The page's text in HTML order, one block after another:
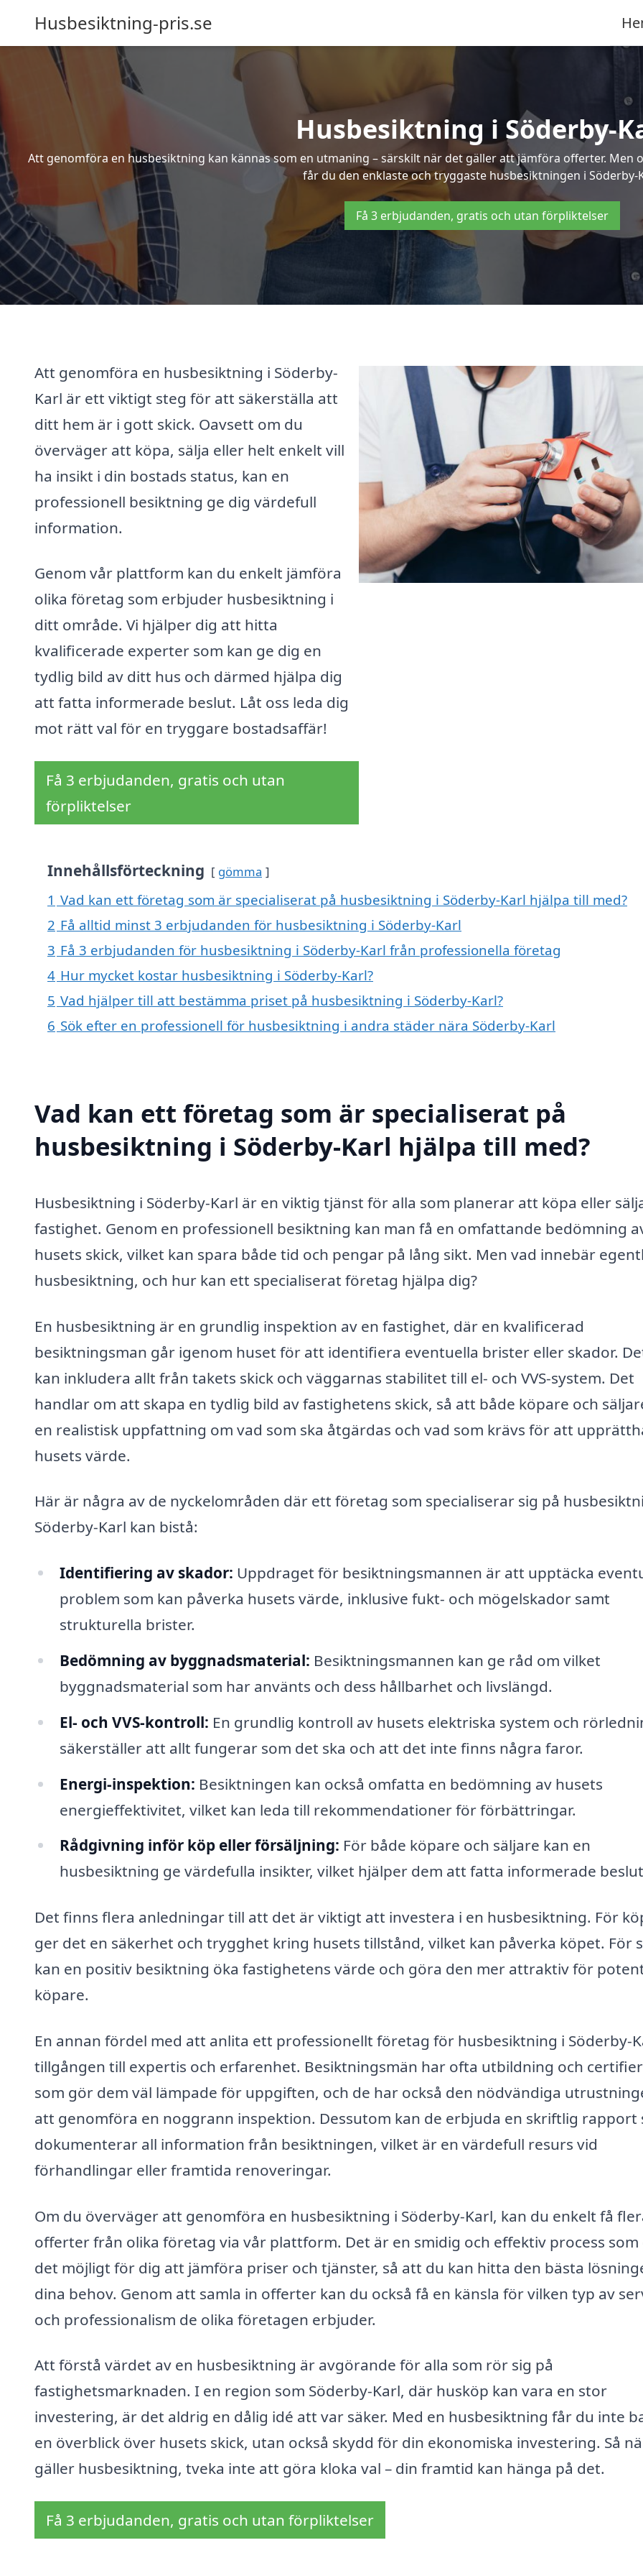
Husbesiktning-pris.se
Husbesiktning i Söderby-
Att genomföra en husbesiktning kan kännas som en utmaning – särskilt när det gäller att jämföra offerter.
får du den enklaste och tryggaste husbesiktningen i Söderby-
Få 3 erbjudanden, gratis och utan förpliktelser
Att genomföra en husbesiktning i Söderby-
Karl är ett viktigt steg för att säkerställa att
ditt hem är i gott skick. Oavsett om du
överväger att köpa, sälja eller helt enkelt vill
ha insikt i din bostads status, kan en
professionell besiktning ge dig värdefull
information.
Genom vår plattform kan du enkelt jämföra
olika företag som erbjuder husbesiktning i
ditt område. Vi hjälper dig att hitta
kvalificerade experter som kan ge dig en
tydlig bild av ditt hus och därmed hjälpa dig
att fatta informerade beslut. Låt oss leda dig
mot rätt val för en tryggare bostadsaffär!
Få 3 erbjudanden, gratis och utan
förpliktelser
Innehållsförteckning gömma
1 Vad kan ett företag som är specialiserat på husbesiktning i Söderby-Karl hjälpa till med?
2 Få alltid minst 3 erbjudanden för husbesiktning i Söderby-Karl
3 Få 3 erbjudanden för husbesiktning i Söderby-Karl från professionella företag
4 Hur mycket kostar husbesiktning i Söderby-Karl?
5 Vad hjälper till att bestämma priset på husbesiktning i Söderby-Karl?
6 Sök efter en professionell för husbesiktning i andra städer nära Söderby-Karl
Vad kan ett företag som är specialiserat på
husbesiktning i Söderby-Karl hjälpa till med?
Husbesiktning i Söderby-Karl är en viktig tjänst för alla som planerar att köpa eller
fastighet. Genom en professionell besiktning kan man få en omfattande bedömning
husets skick, vilket kan spara både tid och pengar på lång sikt. Men vad innebär
husbesiktning, och hur kan ett specialiserat företag hjälpa dig?
En husbesiktning är en grundlig inspektion av en fastighet, där en kvalificerad
besiktningsman går igenom huset för att identifiera eventuella brister eller skador.
kan inkludera allt från takets skick och väggarnas stabilitet till el- och VVS-system. Det
handlar om att skapa en tydlig bild av fastighetens skick, så att både köpare och
en realistisk uppfattning om vad som ska åtgärdas och vad som krävs för att
husets värde.
Här är några av de nyckelområden där ett företag som specialiserar sig på
Söderby-Karl kan bistå:
Identifiering av skador: Uppdraget för besiktningsmannen är att upptäcka
problem som kan påverka husets värde, inklusive fukt- och mögelskador samt
strukturella brister.
Bedömning av byggnadsmaterial: Besiktningsmannen kan ge råd om vilket
byggnadsmaterial som har använts och dess hållbarhet och livslängd.
El- och VVS-kontroll: En grundlig kontroll av husets elektriska system och
säkerställer att allt fungerar som det ska och att det inte finns några faror.
Energi-inspektion: Besiktningen kan också omfatta en bedömning av husets
energieffektivitet, vilket kan leda till rekommendationer för förbättringar.
Rådgivning inför köp eller försäljning: För både köpare och säljare kan en
husbesiktning ge värdefulla insikter, vilket hjälper dem att fatta informerade
Det finns flera anledningar till att det är viktigt att investera i en husbesiktning. För
ger det en säkerhet och trygghet kring husets tillstånd, vilket kan påverka köpet. För
kan en positiv besiktning öka fastighetens värde och göra den mer attraktiv för
köpare.
En annan fördel med att anlita ett professionellt företag för husbesiktning i Söderby-
tillgången till expertis och erfarenhet. Besiktningsmän har ofta utbildning och
som gör dem väl lämpade för uppgiften, och de har också den nödvändiga
att genomföra en noggrann inspektion. Dessutom kan de erbjuda en skriftlig rapport
dokumenterar all information från besiktningen, vilket är en värdefull resurs vid
förhandlingar eller framtida renoveringar.
Om du överväger att genomföra en husbesiktning i Söderby-Karl, kan du enkelt få
offerter från olika företag via vår plattform. Det är en smidig och effektiv process
det möjligt för dig att jämföra priser och tjänster, så att du kan hitta den bästa
dina behov. Genom att samla in offerter kan du också få en känsla för vilken typ av
och professionalism de olika företagen erbjuder.
Att förstå värdet av en husbesiktning är avgörande för alla som rör sig på
fastighetsmarknaden. I en region som Söderby-Karl, där husköp kan vara en stor
investering, är det aldrig en dålig idé att var säker. Med en husbesiktning får du inte
en överblick över husets skick, utan också skydd för din ekonomiska investering. Så
gäller husbesiktning, tveka inte att göra kloka val – din framtid kan hänga på det.
Få 3 erbjudanden, gratis och utan förpliktelser